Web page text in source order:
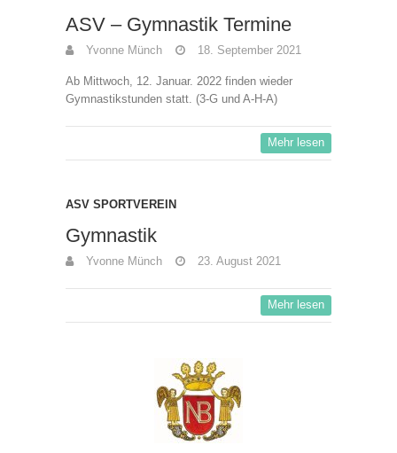
ASV – Gymnastik Termine
Yvonne Münch 18. September 2021
Ab Mittwoch, 12. Januar. 2022 finden wieder
Gymnastikstunden statt. (3-G und A-H-A)
Mehr lesen
ASV SPORTVEREIN
Gymnastik
Yvonne Münch 23. August 2021
Mehr lesen